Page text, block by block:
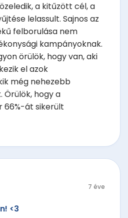
a kitűzött cél, a
lelassult. Sajnos az
felborulása nem
kampányoknak.
örülök, hogy van, aki
el azok
még nehezebb
Örülök, hogy a
66%-át sikerült
7 éve
<3